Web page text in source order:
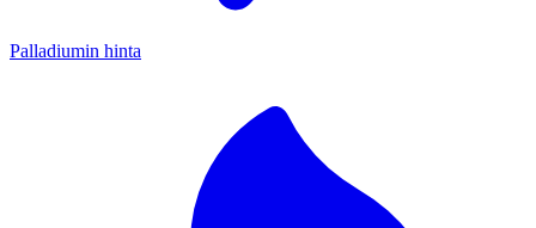
Palladiumin hinta